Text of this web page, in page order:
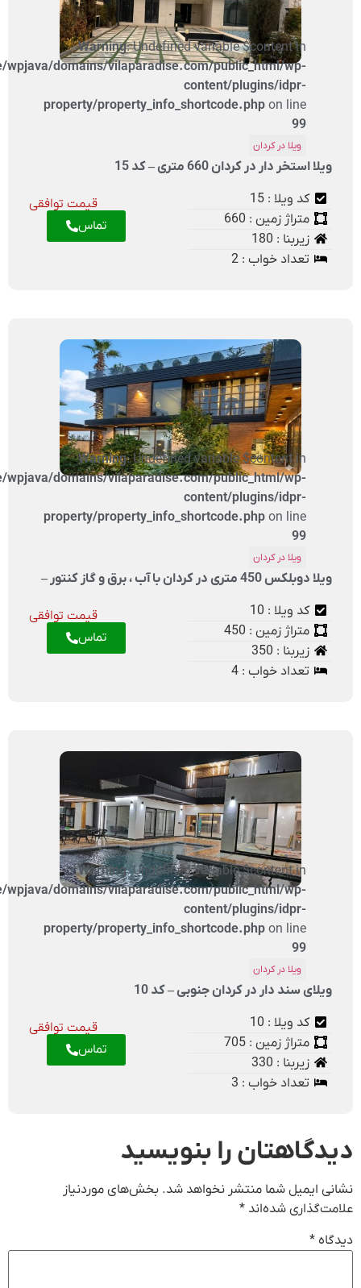
Warning: Undefined variable $content in
/home/wpjava/domains/vilaparadise.com/public_html/wp-
content/plugins/idpr-
property/property_info_shortcode.phpon line
ویلا در کردان
استخر دار در کردان 660 متری – کد 15
کد ویلا : 15
متراژ زمین : 660
زیربنا : 180
تعداد خواب : 2
قیمت توافقی
Warning: Undefined variable $content in
/home/wpjava/domains/vilaparadise.com/public_html/wp-
content/plugins/idpr-
property/property_info_shortcode.phpon line
ویلا در کردان
ویلا دوبلکس 450 متری در کردان با آب ، برق و گاز کنتور –
کد ویلا : 10
متراژ زمین : 450
زیربنا : 350
تعداد خواب : 4
قیمت توافقی
Warning: Undefined variable $content in
/home/wpjava/domains/vilaparadise.com/public_html/wp-
content/plugins/idpr-
property/property_info_shortcode.phpon line
ویلا در کردان
سند دار در کردان جنوبی – کد 10
کد ویلا : 10
متراژ زمین : 705
زیربنا : 330
تعداد خواب : 3
قیمت توافقی
را بنویسید
ایمیل شما منتشر نخواهد شد. بخش‌های موردنیاز
شده‌اند*
*